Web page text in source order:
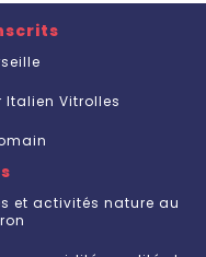
Italien Vitrolles
et activités nature au